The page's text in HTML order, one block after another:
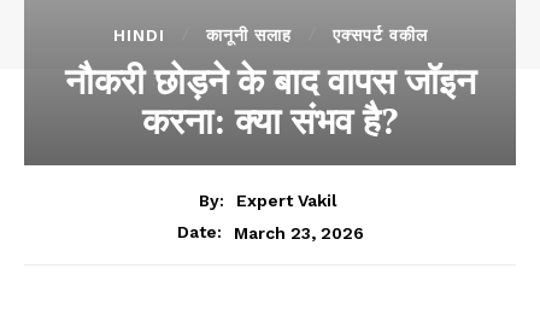
HINDI कानूनी सलाह एक्सपर्ट वकील
नौकरी छोड़ने के बाद वापस जॉइन
करना: क्या संभव है?
By:
Expert Vakil
Date:
March 23, 2026